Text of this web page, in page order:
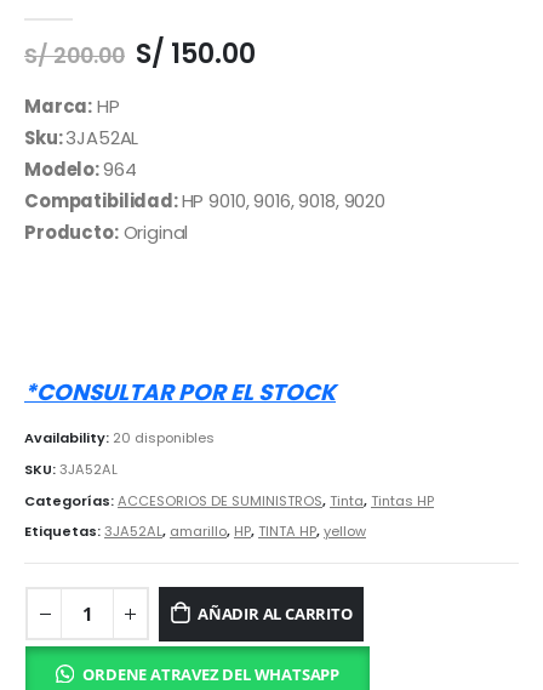
S/200.00 El
precio
S/ 200.00.
S/ 150.00El
Marca:HP
Sku:3JA52AL
Modelo:964
Compatibilidad:HP 9010, 9016, 9018, 9020
Producto:Original
*CONSULTAR POR EL STOCK
Availability: 20 disponibles
SKU:3JA52AL
Categorías:ACCESORIOS DE SUMINISTROS,Tinta,Tintas HP
Etiquetas:3JA52AL, amarillo, HP,TINTA HP,yellow
AÑADIR AL CARRITO
ORDENE ATRAVEZ DEL WHATSAPP